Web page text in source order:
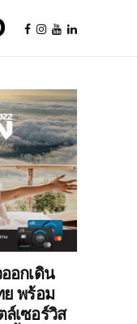
อกเดิน
ย พร้อม
เซอร์วิส